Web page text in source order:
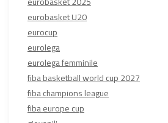
eurobasket U20
eurocup
eurolega
eurolega femminile
fiba basketball world cup 2027
fiba champions league
fiba europe cup